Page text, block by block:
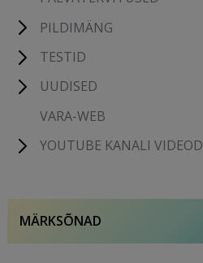
PILDIMÄNG
TESTID
UUDISED
VARA-WEB
YOUTUBE KANALI VIDEOD
MÄRKSÕNAD